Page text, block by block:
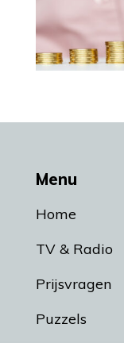
Menu
Home
TV & Radio
Prijsvragen
Puzzels